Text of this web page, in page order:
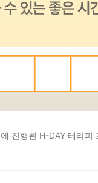
진행된 H-DAY 테라